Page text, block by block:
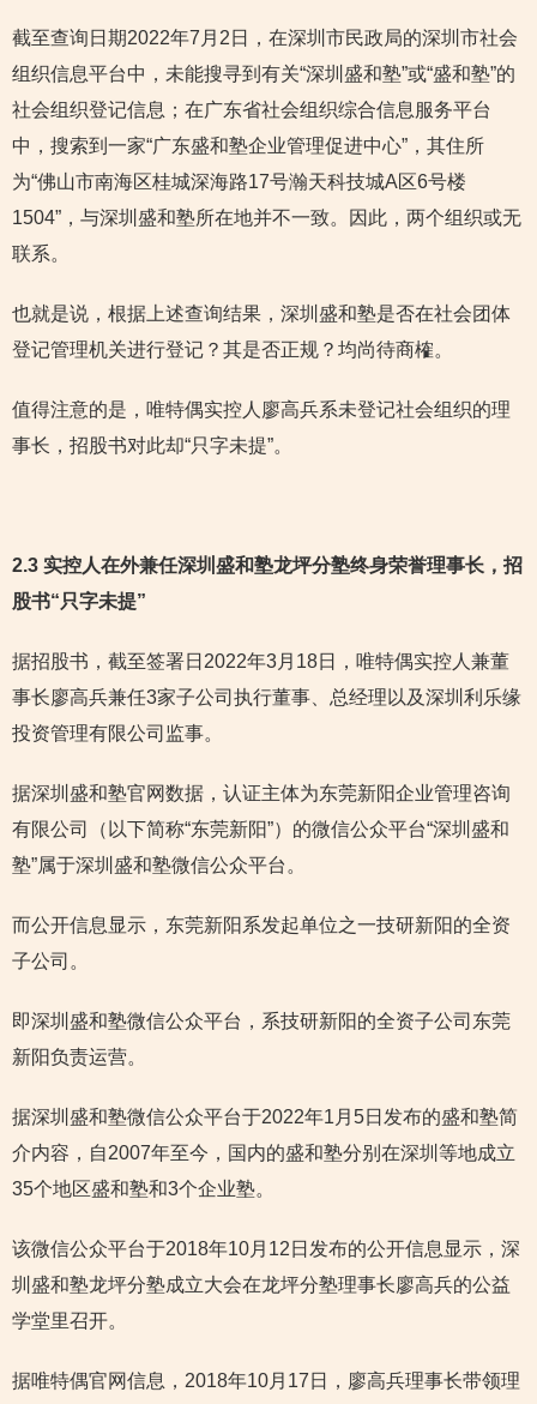
截至查询日期2022年7月2日，在深圳市民政局的深圳市社会
组织信息平台中，未能搜寻到有关“深圳盛和塾”或“盛和塾”的
社会组织登记信息；在广东省社会组织综合信息服务平台
中，搜索到一家“广东盛和塾企业管理促进中心”，其住所
为“佛山市南海区桂城深海路17号瀚天科技城A区6号楼
1504”，与深圳盛和塾所在地并不一致。因此，两个组织或无
联系。
也就是说，根据上述查询结果，深圳盛和塾是否在社会团体
登记管理机关进行登记？其是否正规？均尚待商榷。
值得注意的是，唯特偶实控人廖高兵系未登记社会组织的理
事长，招股书对此却“只字未提”。
2.3 实控人在外兼任深圳盛和塾龙坪分塾终身荣誉理事长，招
股书“只字未提”
据招股书，截至签署日2022年3月18日，唯特偶实控人兼董
事长廖高兵兼任3家子公司执行董事、总经理以及深圳利乐缘
投资管理有限公司监事。
据深圳盛和塾官网数据，认证主体为东莞新阳企业管理咨询
有限公司（以下简称“东莞新阳”）的微信公众平台“深圳盛和
塾”属于深圳盛和塾微信公众平台。
而公开信息显示，东莞新阳系发起单位之一技研新阳的全资
子公司。
即深圳盛和塾微信公众平台，系技研新阳的全资子公司东莞
新阳负责运营。
据深圳盛和塾微信公众平台于2022年1月5日发布的盛和塾简
介内容，自2007年至今，国内的盛和塾分别在深圳等地成立
35个地区盛和塾和3个企业塾。
该微信公众平台于2018年10月12日发布的公开信息显示，深
圳盛和塾龙坪分塾成立大会在龙坪分塾理事长廖高兵的公益
学堂里召开。
据唯特偶官网信息，2018年10月17日，廖高兵理事长带领理